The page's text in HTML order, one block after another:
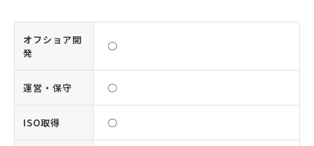
オフショア開
発
◯
運営・保守 ◯
ISO取得 ◯